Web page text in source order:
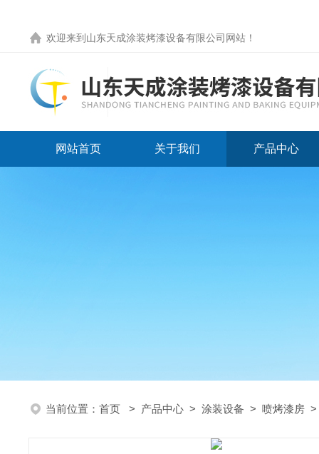
欢迎来到 山东天成涂装烤漆设备有限公司网站 ！
网站首页 关于我们 产品中心
当前位置： 首页 > 产品中心 > 涂装设备 > 喷烤漆房 >